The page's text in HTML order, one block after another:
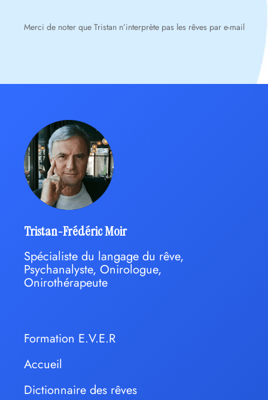
Merci de noter que Tristan n’interprète pas les rêves par e-mail
Tristan-Frédéric Moir
Spécialiste du langage du rêve,
Psychanalyste, Onirologue,
Onirothérapeute
Formation E.V.E.R
Accueil
Dictionnaire des rêves